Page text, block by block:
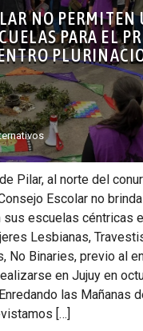
NO PERMITEN
PARA EL
Pilar, al norte del
Escolar no
escuelas céntricas
Lesbianas,
No Binaries, previo al
en Jujuy en
las Mañanas
[…]